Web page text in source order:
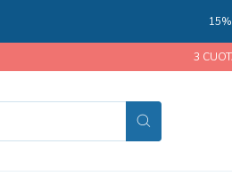
15% OFF
3 CUOTAS SIN